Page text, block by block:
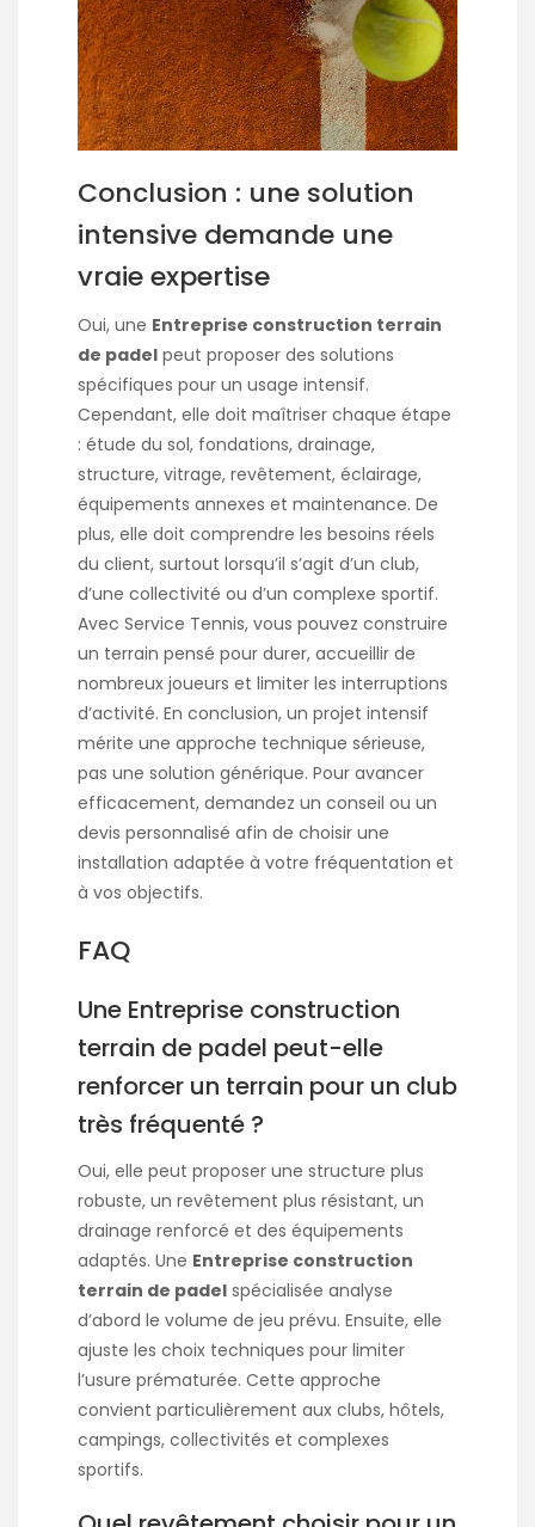
Conclusion : une solution
intensive demande une
vraie expertise
Oui, une Entreprise construction terrain
de padel peut proposer des solutions
spécifiques pour un usage intensif.
Cependant, elle doit maîtriser chaque étape
: étude du sol, fondations, drainage,
structure, vitrage, revêtement, éclairage,
équipements annexes et maintenance. De
plus, elle doit comprendre les besoins réels
du client, surtout lorsqu’il s’agit d’un club,
d’une collectivité ou d’un complexe sportif.
Avec Service Tennis, vous pouvez construire
un terrain pensé pour durer, accueillir de
nombreux joueurs et limiter les interruptions
d’activité. En conclusion, un projet intensif
mérite une approche technique sérieuse,
pas une solution générique. Pour avancer
efficacement, demandez un conseil ou un
devis personnalisé afin de choisir une
installation adaptée à votre fréquentation et
à vos objectifs.
FAQ
Une Entreprise construction
terrain de padel peut-elle
renforcer un terrain pour un club
très fréquenté ?
Oui, elle peut proposer une structure plus
robuste, un revêtement plus résistant, un
drainage renforcé et des équipements
adaptés. Une Entreprise construction
terrain de padel spécialisée analyse
d’abord le volume de jeu prévu. Ensuite, elle
ajuste les choix techniques pour limiter
l’usure prématurée. Cette approche
convient particulièrement aux clubs, hôtels,
campings, collectivités et complexes
sportifs.